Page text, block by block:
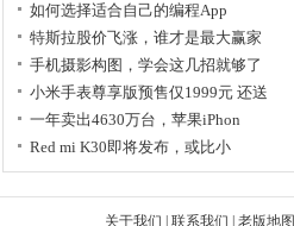
如何选择适合自己的编程App
特斯拉股价飞涨，谁才是最大赢家
手机摄影构图，学会这几招就够了
小米手表尊享版预售仅1999元 还送
一年卖出4630万台，苹果iPhon
Red mi K30即将发布，或比小
关于我们 联系我们 老版地图